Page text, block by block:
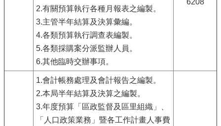
2.有關預算執行各種月報表之編製。
3.主管半年結算及決算彙編。
4.各類預算執行調查表編製。
5.各類採購案分派監辦人員。
6.其他臨時交辦事項。
6208
1.會計帳務處理及會計報告之編製。
2.本局半年結算及決算之編製。
3.年度預算「區政監督及區里組織」、
「人口政策業務」暨各工作計畫人事費